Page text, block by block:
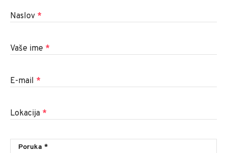
Naslov *
Vaše ime *
E-mail *
Lokacija *